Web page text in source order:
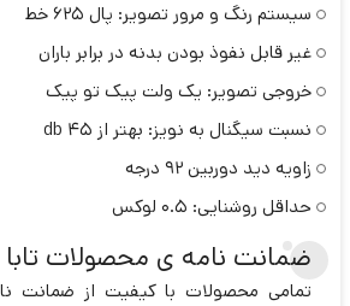
سیستم رنگ و مرور تصویر: پال 625 خط
غیر قابل نفوذ بودن بدنه در برابر باران
خروجی تصویر: یک ولت پیک تو پیک
نسبت سیگنال به نویز: بهتر از 45 db
زاویه دید دوربین 92 درجه
حداقل روشنایی: 0.5 لوکس
ضمانت نامه ی محصولات تابا
تمامی محصولات با کیفیت از ضمانت